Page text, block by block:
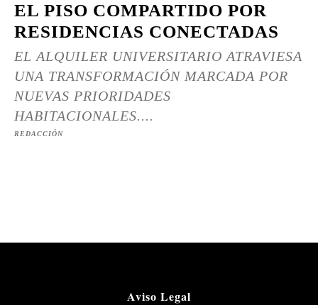
EL PISO COMPARTIDO POR
RESIDENCIAS CONECTADAS
EL ALQUILER UNIVERSITARIO ATRAVIESA
UNA TRANSFORMACIÓN MARCADA POR
NUEVAS PRIORIDADES
HABITACIONALES....
REDACCIÓN
Aviso Legal